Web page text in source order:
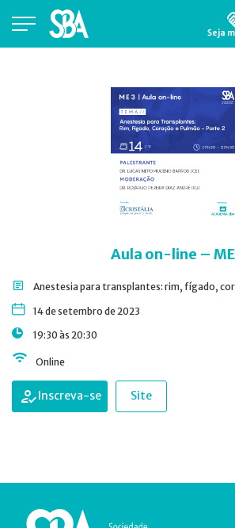
Seja
Aula on-line –
Anestesia para transplantes: rim, fígado,
14 de setembro de 2023
19:30 às 20:30
Online
Inscreva-se Site